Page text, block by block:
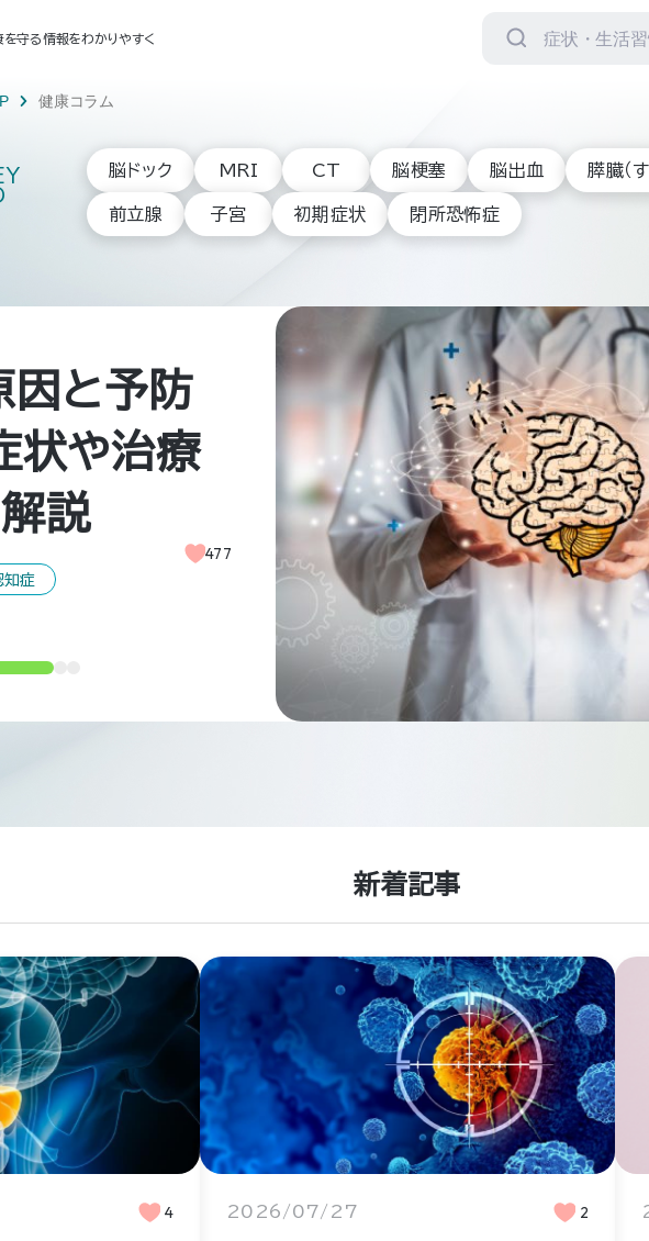
を守る情報をわかりやすく
健康コラム
脳ドック MRI CT 脳梗塞 脳出血 膵臓（
前立腺 子宮 初期症状 閉所恐怖症
因と予防
状や治療
説
477
知症
新着記事
4 2026/07/27 2